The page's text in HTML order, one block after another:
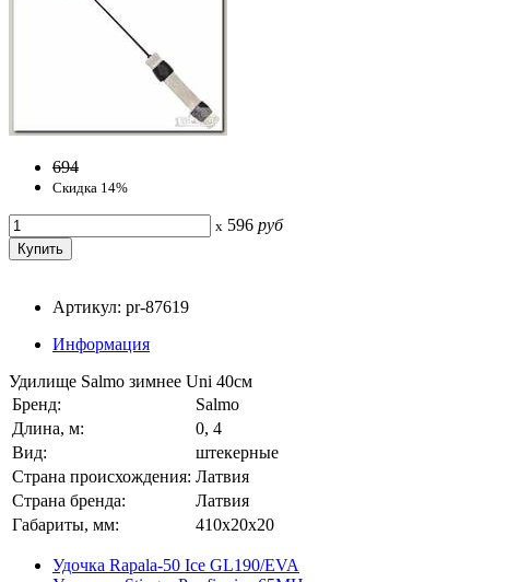
694
Скидка 14%
x 596 руб
Артикул: pr-87619
Информация
Удилище Salmo зимнее Uni 40см
Бренд:
Salmo
Длина, м:
0, 4
Вид:
штекерные
Страна происхождения: Латвия
Страна бренда:
Латвия
Габариты, мм:
410x20x20
Удочка Rapala-50 Ice GL190/EVA